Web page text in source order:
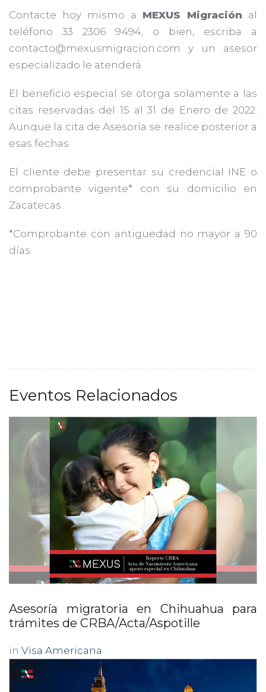
Contacte hoy mismo a MEXUS Migración al
teléfono 33 2306 9494, o bien, escriba a
contacto@mexusmigracion.com y un asesor
especializado le atenderá.
El beneficio especial se otorga solamente a las
citas reservadas del 15 al 31 de Enero de 2022.
Aunque la cita de Asesoría se realice posterior a
esas fechas.
El cliente debe presentar su credencial INE o
comprobante vigente* con su domicilio en
Zacatecas.
*Comprobante con antigüedad no mayor a 90
días.
Eventos Relacionados
Asesoría migratoria en Chihuahua para
trámites de CRBA/Acta/Aspotille
in Visa Americana